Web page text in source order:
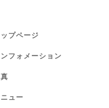
ップページ
フォメーション
ュー